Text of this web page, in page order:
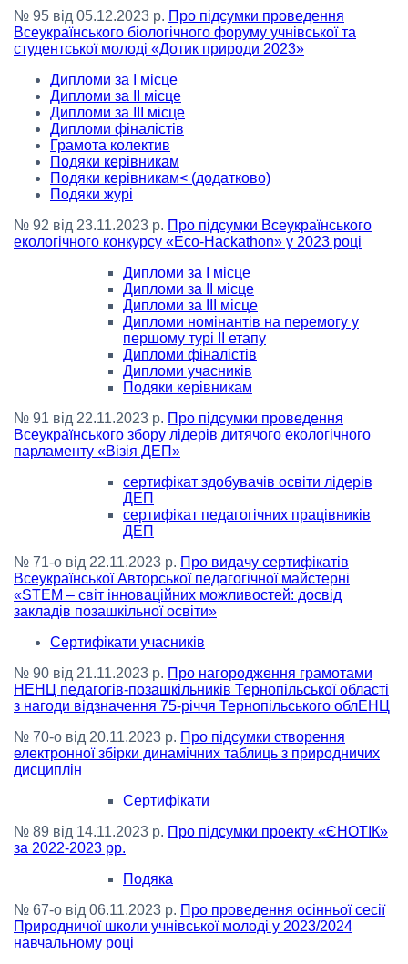
№ 95 від 05.12.2023 р. Про підсумки проведення
Всеукраїнського біологічного форуму учнівської та
студентської молоді «Дотик природи 2023»
Дипломи за І місце
Дипломи за ІІ місце
Дипломи за ІІІ місце
Дипломи фіналістів
Грамота колектив
Подяки керівникам
Подяки керівникам< (додатково)
Подяки журі
№ 92 від 23.11.2023 р. Про підсумки Всеукраїнського
екологічного конкурсу «Eco-Hackathon» у 2023 році
Дипломи за І місце
Дипломи за ІІ місце
Дипломи за ІІІ місце
Дипломи номінантів на перемогу у
першому турі ІІ етапу
Дипломи фіналістів
Дипломи учасників
Подяки керівникам
№ 91 від 22.11.2023 р. Про підсумки проведення
Всеукраїнського збору лідерів дитячого екологічного
парламенту «Візія ДЕП»
сертифікат здобувачів освіти лідерів
ДЕП
сертифікат педагогічних працівників
ДЕП
№ 71-о від 22.11.2023 р. Про видачу сертифікатів
Всеукраїнської Авторської педагогічної майстерні
«STEM – світ інноваційних можливостей: досвід
закладів позашкільної освіти»
Сертифікати учасників
№ 90 від 21.11.2023 р. Про нагородження грамотами
НЕНЦ педагогів-позашкільників Тернопільської області
з нагоди відзначення 75-річчя Тернопільського облЕНЦ
№ 70-о від 20.11.2023 р. Про підсумки створення
електронної збірки динамічних таблиць з природничих
дисциплін
Сертифікати
№ 89 від 14.11.2023 р. Про підсумки проекту «ЄНОТІК»
за 2022-2023 рр.
Подяка
№ 67-о від 06.11.2023 р. Про проведення осінньої сесії
Природничої школи учнівської молоді у 2023/2024
навчальному році